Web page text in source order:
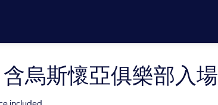
烏斯懷亞俱樂部入場